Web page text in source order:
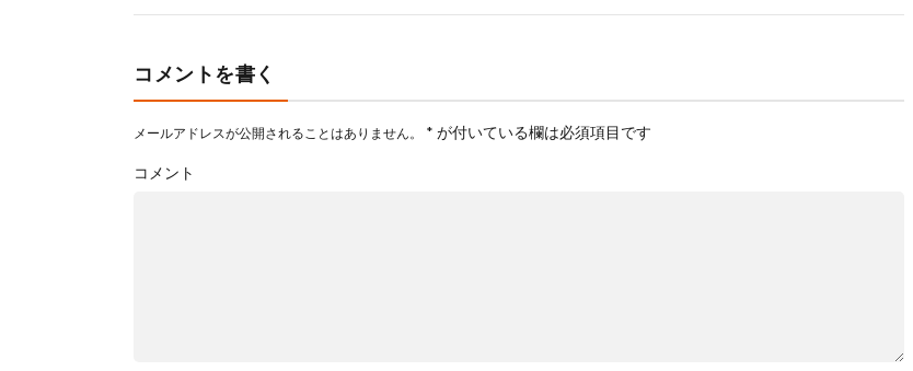
コメントを書く
メールアドレスが公開されることはありません。 * が付いている欄は必須項目です
コメント